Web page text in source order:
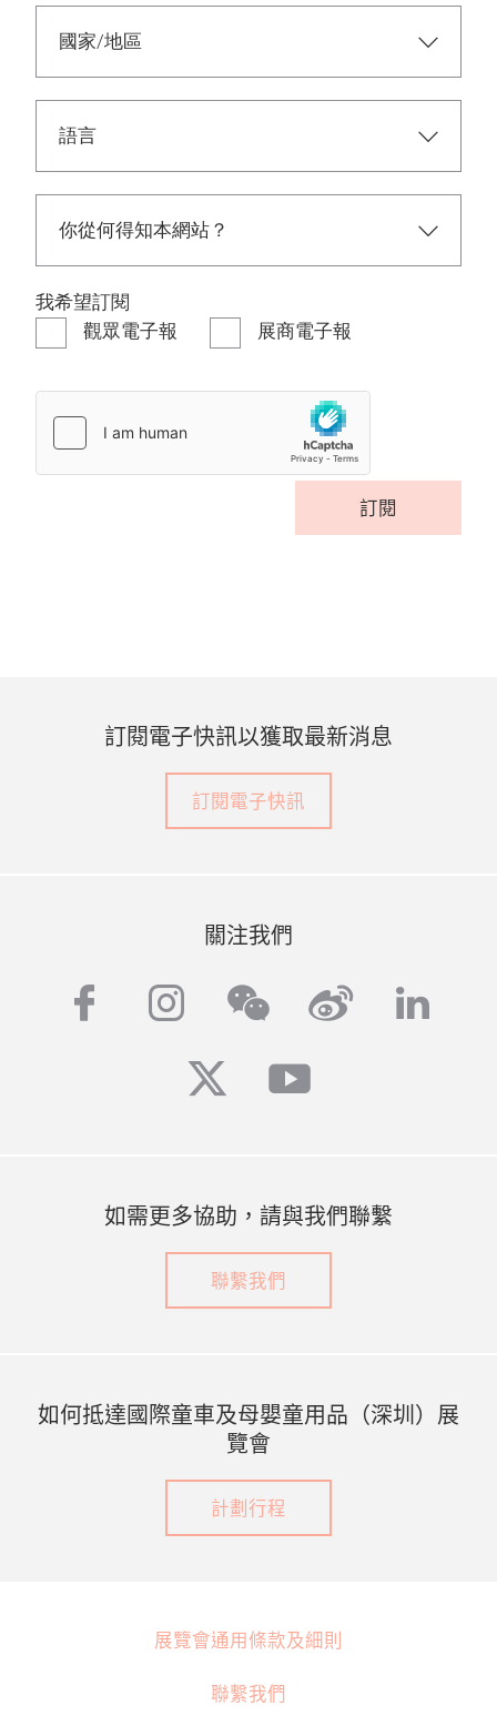
我希望訂閱
觀眾電子報
展商電子報
訂閱
訂閱電子快訊以獲取最新消息
訂閱電子快訊
關注我們
facebook
instagram
wechatweibo
twitteryoutube
如需更多協助，請與我們聯繫
聯繫我們
如何抵達國際童車及母嬰童用品（深圳）展
覽會
計劃行程
展覽會通用條款及細則
聯繫我們